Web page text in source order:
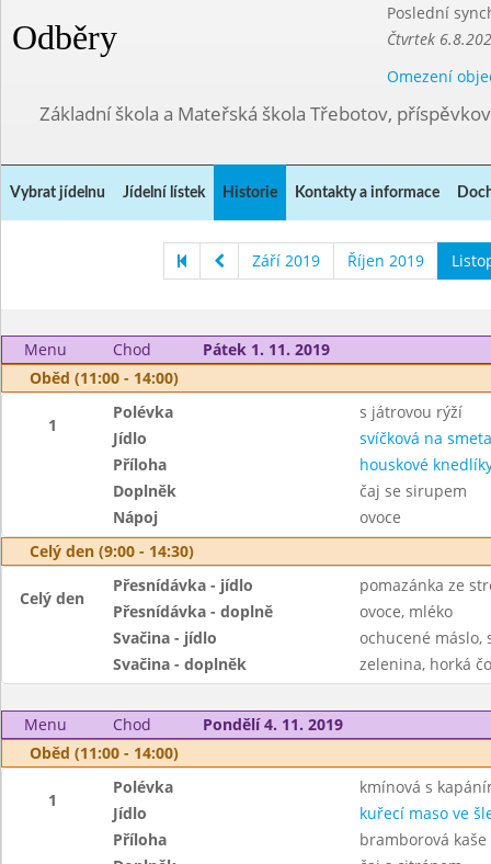
Odběry
Poslední
Čtvrtek
Omezení
Základní škola a Mateřská škola Třebotov,
Vybrat jídelnu Jídelní lístek Historie Kontakty a informace
Září 2019 Říjen 2019
Menu Chod
Pátek 1. 11. 2019
Oběd (11:00 - 14:00)
1
Polévka
s játrovou rýží
Jídlo
svíčková na
Příloha
houskové
Doplněk
čaj se sirupem
Nápoj
ovoce
Celý den (9:00 - 14:30)
Celý den
Přesnídávka - jídlo
pomazánka ze
Přesnídávka - doplně
ovoce, mléko
Svačina - jídlo
ochucené máslo,
Svačina - doplněk
zelenina, horká
Menu Chod
Pondělí 4. 11. 2019
Oběd (11:00 - 14:00)
1
Polévka
kmínová s
Jídlo
kuřecí maso ve
Příloha
bramborová kaše